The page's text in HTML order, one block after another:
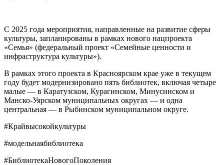
С 2025 года мероприятия, направленные на развитие сферы
культуры, запланированы в рамках нового нацпроекта
«Семья» (федеральный проект «Семейные ценности и
инфраструктура культуры»).
В рамках этого проекта в Красноярском крае уже в текущем
году будет модернизировано пять библиотек, включая четыре
малые — в Каратузском, Курагинском, Минусинском и
Манско-Уярском муниципальных округах — и одна
центральная — в Рыбинском муниципальном округе.
#Крайвысокойкультуры
#модельнаябиблиотека
#БиблиотекаНовогоПоколения